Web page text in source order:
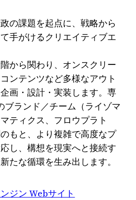
の課題を起点に、戦略から
手がけるクリエイティブエ
から関わり、オンスクリー
ンテンツなど多様なアウト
画・設計・実装します。専
ブランド／チーム（ライゾマ
ティクス、フロウプラト
もと、より複雑で高度なプ
し、構想を現実へと接続す
たな循環を生み出します。
ジン Webサイト